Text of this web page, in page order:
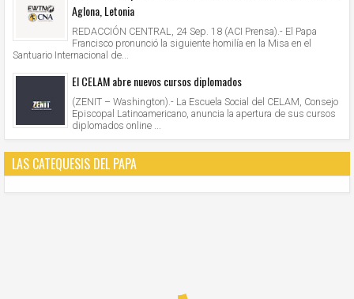
Aglona, Letonia
REDACCIÓN CENTRAL, 24 Sep. 18 (ACI Prensa).- El Papa
Francisco pronunció la siguiente homilía en la Misa en el
Santuario Internacional de...
El CELAM abre nuevos cursos diplomados
(ZENIT – Washington).- La Escuela Social del CELAM, Consejo
Episcopal Latinoamericano, anuncia la apertura de sus cursos
diplomados online ...
LAS CATEQUESIS DEL PAPA